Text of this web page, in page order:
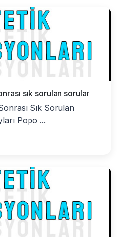
sık sorulan sorular
Sık Sorulan
Popo ...